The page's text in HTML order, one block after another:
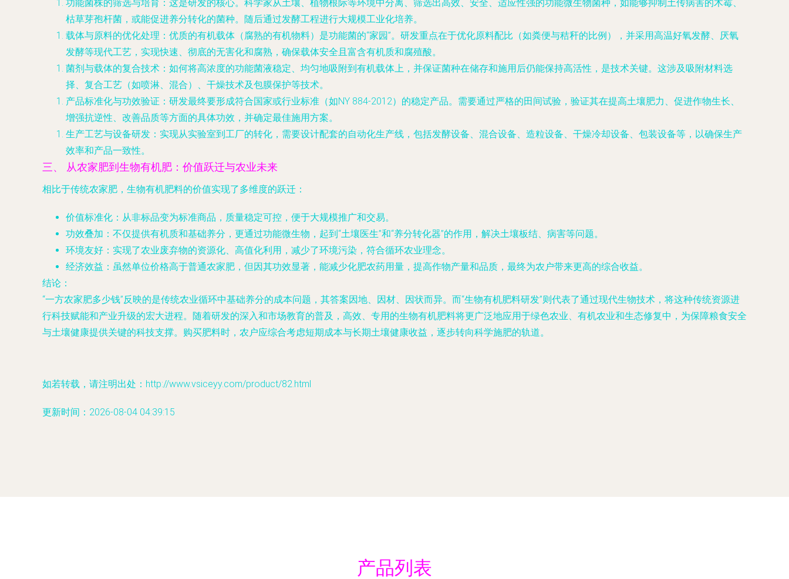
功能菌株的筛选与培育 ：这是研发的核心。科学家从土壤、植物根际等环境中分离、筛选出高效、安全、适应性强的功能微生物菌种，如能够抑制土传病害的木霉、
枯草芽孢杆菌，或能促进养分转化的菌种。随后通过发酵工程进行大规模工业化培养。
载体与原料的优化处理 ：优质的有机载体（腐熟的有机物料）是功能菌的“家园”。研发重点在于优化原料配比（如粪便与秸秆的比例），并采用高温好氧发酵、厌氧
发酵等现代工艺，实现快速、彻底的无害化和腐熟，确保载体安全且富含有机质和腐殖酸。
菌剂与载体的复合技术 ：如何将高浓度的功能菌液稳定、均匀地吸附到有机载体上，并保证菌种在储存和施用后仍能保持高活性，是技术关键。这涉及吸附材料选
择、复合工艺（如喷淋、混合）、干燥技术及包膜保护等技术。
产品标准化与功效验证 ：研发最终要形成符合国家或行业标准（如NY 884-2012）的稳定产品。需要通过严格的田间试验，验证其在提高土壤肥力、促进作物生长、
增强抗逆性、改善品质等方面的具体功效，并确定最佳施用方案。
生产工艺与设备研发 ：实现从实验室到工厂的转化，需要设计配套的自动化生产线，包括发酵设备、混合设备、造粒设备、干燥冷却设备、包装设备等，以确保生产
效率和产品一致性。
三、 从农家肥到生物有机肥：价值跃迁与农业未来
相比于传统农家肥，生物有机肥料的价值实现了多维度的跃迁：
价值标准化 ：从非标品变为标准商品，质量稳定可控，便于大规模推广和交易。
功效叠加 ：不仅提供有机质和基础养分，更通过功能微生物，起到“土壤医生”和“养分转化器”的作用，解决土壤板结、病害等问题。
环境友好 ：实现了农业废弃物的资源化、高值化利用，减少了环境污染，符合循环农业理念。
经济效益 ：虽然单位价格高于普通农家肥，但因其功效显著，能减少化肥农药用量，提高作物产量和品质，最终为农户带来更高的综合收益。
结论 ：
“一方农家肥多少钱”反映的是传统农业循环中基础养分的成本问题，其答案因地、因材、因状而异。而“生物有机肥料研发”则代表了通过现代生物技术，将这种传统资源进
行科技赋能和产业升级的宏大进程。随着研发的深入和市场教育的普及，高效、专用的生物有机肥料将更广泛地应用于绿色农业、有机农业和生态修复中，为保障粮食安全
与土壤健康提供关键的科技支撑。购买肥料时，农户应综合考虑短期成本与长期土壤健康收益，逐步转向科学施肥的轨道。
如若转载，请注明出处：http://www.vsiceyy.com/product/82.html
更新时间：2026-08-04 04:39:15
产品列表